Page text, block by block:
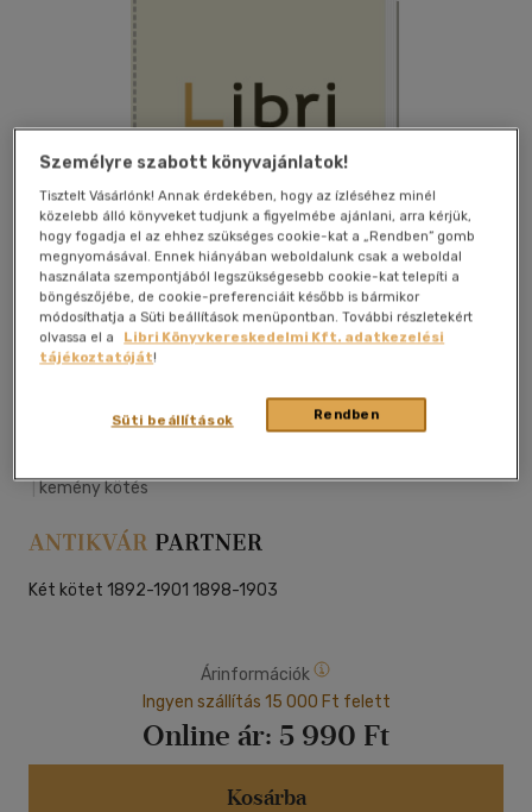
Megosztom
|kemény kötés
Két kötet 1892-1901 1898-1903
Árinformációk
Ingyen szállítás 15 000 Ft felett
Online ár: 5 990 Ft
Kosárba
Személyre szabott könyvajánlatok!
Tisztelt Vásárlónk! Annak érdekében, hogy az ízléséhez minél
közelebb álló könyveket tudjunk a figyelmébe ajánlani, arra kérjük,
hogy fogadja el az ehhez szükséges cookie-kat a „Rendben” gomb
megnyomásával. Ennek hiányában weboldalunk csak a weboldal
használata szempontjából legszükségesebb cookie-kat telepíti a
böngészőjébe, de cookie-preferenciáit később is bármikor
módosíthatja a Süti beállítások menüpontban. További részletekért
olvassa el a
Libri Könyvkereskedelmi Kft. adatkezelési
tájékoztatóját!
Rendben
Süti beállítások